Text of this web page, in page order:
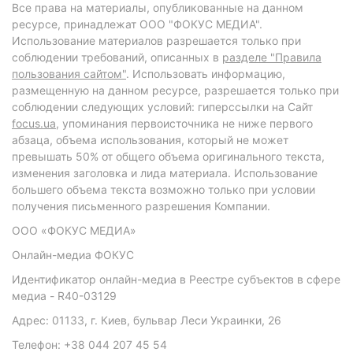
Все права на материалы, опубликованные на данном
ресурсе, принадлежат ООО "ФОКУС МЕДИА".
Использование материалов разрешается только при
соблюдении требований, описанных в разделе "Правила
пользования сайтом". Использовать информацию,
размещенную на данном ресурсе, разрешается только при
соблюдении следующих условий: гиперссылки на Сайт
focus.ua, упоминания первоисточника не ниже первого
абзаца, объема использования, который не может
превышать 50% от общего объема оригинального текста,
изменения заголовка и лида материала. Использование
большего объема текста возможно только при условии
получения письменного разрешения Компании.
ООО «ФОКУС МЕДИА»
Онлайн-медиа ФОКУС
Идентификатор онлайн-медиа в Реестре субъектов в сфере
медиа - R40-03129
Адрес: 01133, г. Киев, бульвар Леси Украинки, 26
Телефон: +38 044 207 45 54